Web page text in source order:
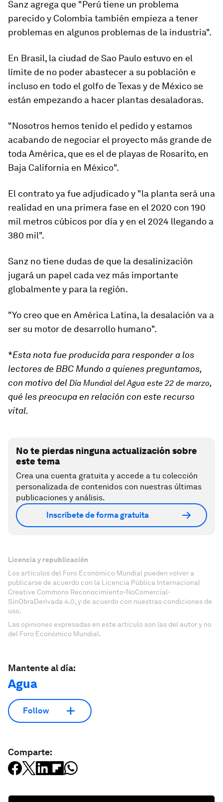
Sanz agrega que "Perú tiene un problema
parecido y Colombia también empieza a tener
problemas en algunos problemas de la industria".
En Brasil, la ciudad de Sao Paulo estuvo en el
límite de no poder abastecer a su población e
incluso en todo el golfo de Texas y de México se
están empezando a hacer plantas desaladoras.
"Nosotros hemos tenido el pedido y estamos
acabando de negociar el proyecto más grande de
toda América, que es el de playas de Rosarito, en
Baja California en México".
El contrato ya fue adjudicado y "la planta será una
realidad en una primera fase en el 2020 con 190
mil metros cúbicos por día y en el 2024 llegando a
380 mil".
Sanz no tiene dudas de que la desalinización
jugará un papel cada vez más importante
globalmente y para la región.
"Yo creo que en América Latina, la desalación va a
ser su motor de desarrollo humano".
*Esta nota fue producida para responder a los
lectores de BBC Mundo a quienes preguntamos,
con motivo del Día Mundial del Agua este 22 de marzo,
qué les preocupa en relación con este recurso
vital.
No te pierdas ninguna actualización sobre
este tema
Crea una cuenta gratuita y accede a tu colección
personalizada de contenidos con nuestras últimas
publicaciones y análisis.
Inscríbete de forma gratuita
Licencia y republicación
Los artículos del Foro Económico Mundial pueden volver a
publicarse de acuerdo con la Licencia Pública Internacional
Creative Commons Reconocimiento-NoComercial-
SinObraDerivada 4.0, y de acuerdo con nuestras condiciones de
uso.
Las opiniones expresadas en este artículo son las del autor y no
del Foro Económico Mundial.
Mantente al día:
Agua
Follow
Comparte: